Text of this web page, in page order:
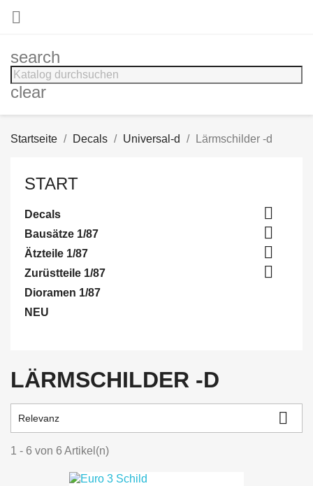

search
clear
Startseite Decals Universal-d Lärmschilder -d
START
Decals 
Bausätze 1/87 
Ätzteile 1/87 
Zurüstteile 1/87 
Dioramen 1/87
NEU
LÄRMSCHILDER -D
Relevanz 
1 - 6 von 6 Artikel(n)